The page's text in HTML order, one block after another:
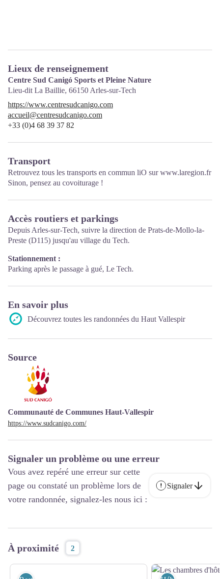
Lieux de renseignement
Centre Sud Canigó Sports et Pleine Nature
Lieu-dit La Baillie, 66150 Arles-sur-Tech
https://www.centresudcanigo.com
accueil@centresudcanigo.com
+33 (0)4 68 39 37 82
Transport
Retrouvez tous les transports en commun liO surwww.laregion.fr
Sinon, pensez au covoiturage !
Accès routiers et parkings
Depuis Arles-sur-Tech, suivre la direction de Prats-de-Mollo-la-
Preste (D115) jusqu'au village du Tech.
Stationnement :
Parking après le passage à gué, Le Tech.
En savoir plus
Découvrez toutes les randonnées du Haut Vallespir
Source
Communauté de Communes Haut-Vallespir
https://www.sudcanigo.com/
Signaler un problème ou une erreur
Vous avez repéré une erreur sur cette
page ou constaté un problème lors de
votre randonnée, signalez-les nous ici :
Signaler
À proximité 2